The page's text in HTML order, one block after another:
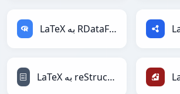
LaTeX به RDataFrame
LaTeX به reStructuredText